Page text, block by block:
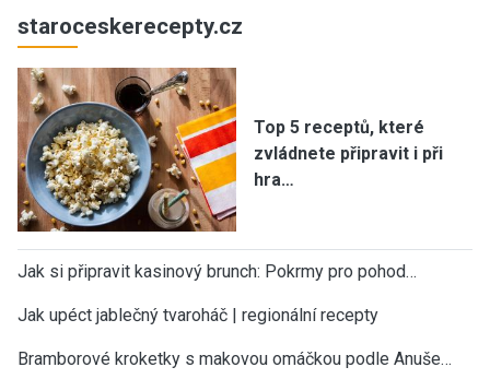
staroceskerecepty.cz
Top 5 receptů, které
zvládnete připravit i při
hra…
Jak si připravit kasinový brunch: Pokrmy pro pohod…
Jak upéct jablečný tvaroháč | regionální recepty
Bramborové kroketky s makovou omáčkou podle Anuše…